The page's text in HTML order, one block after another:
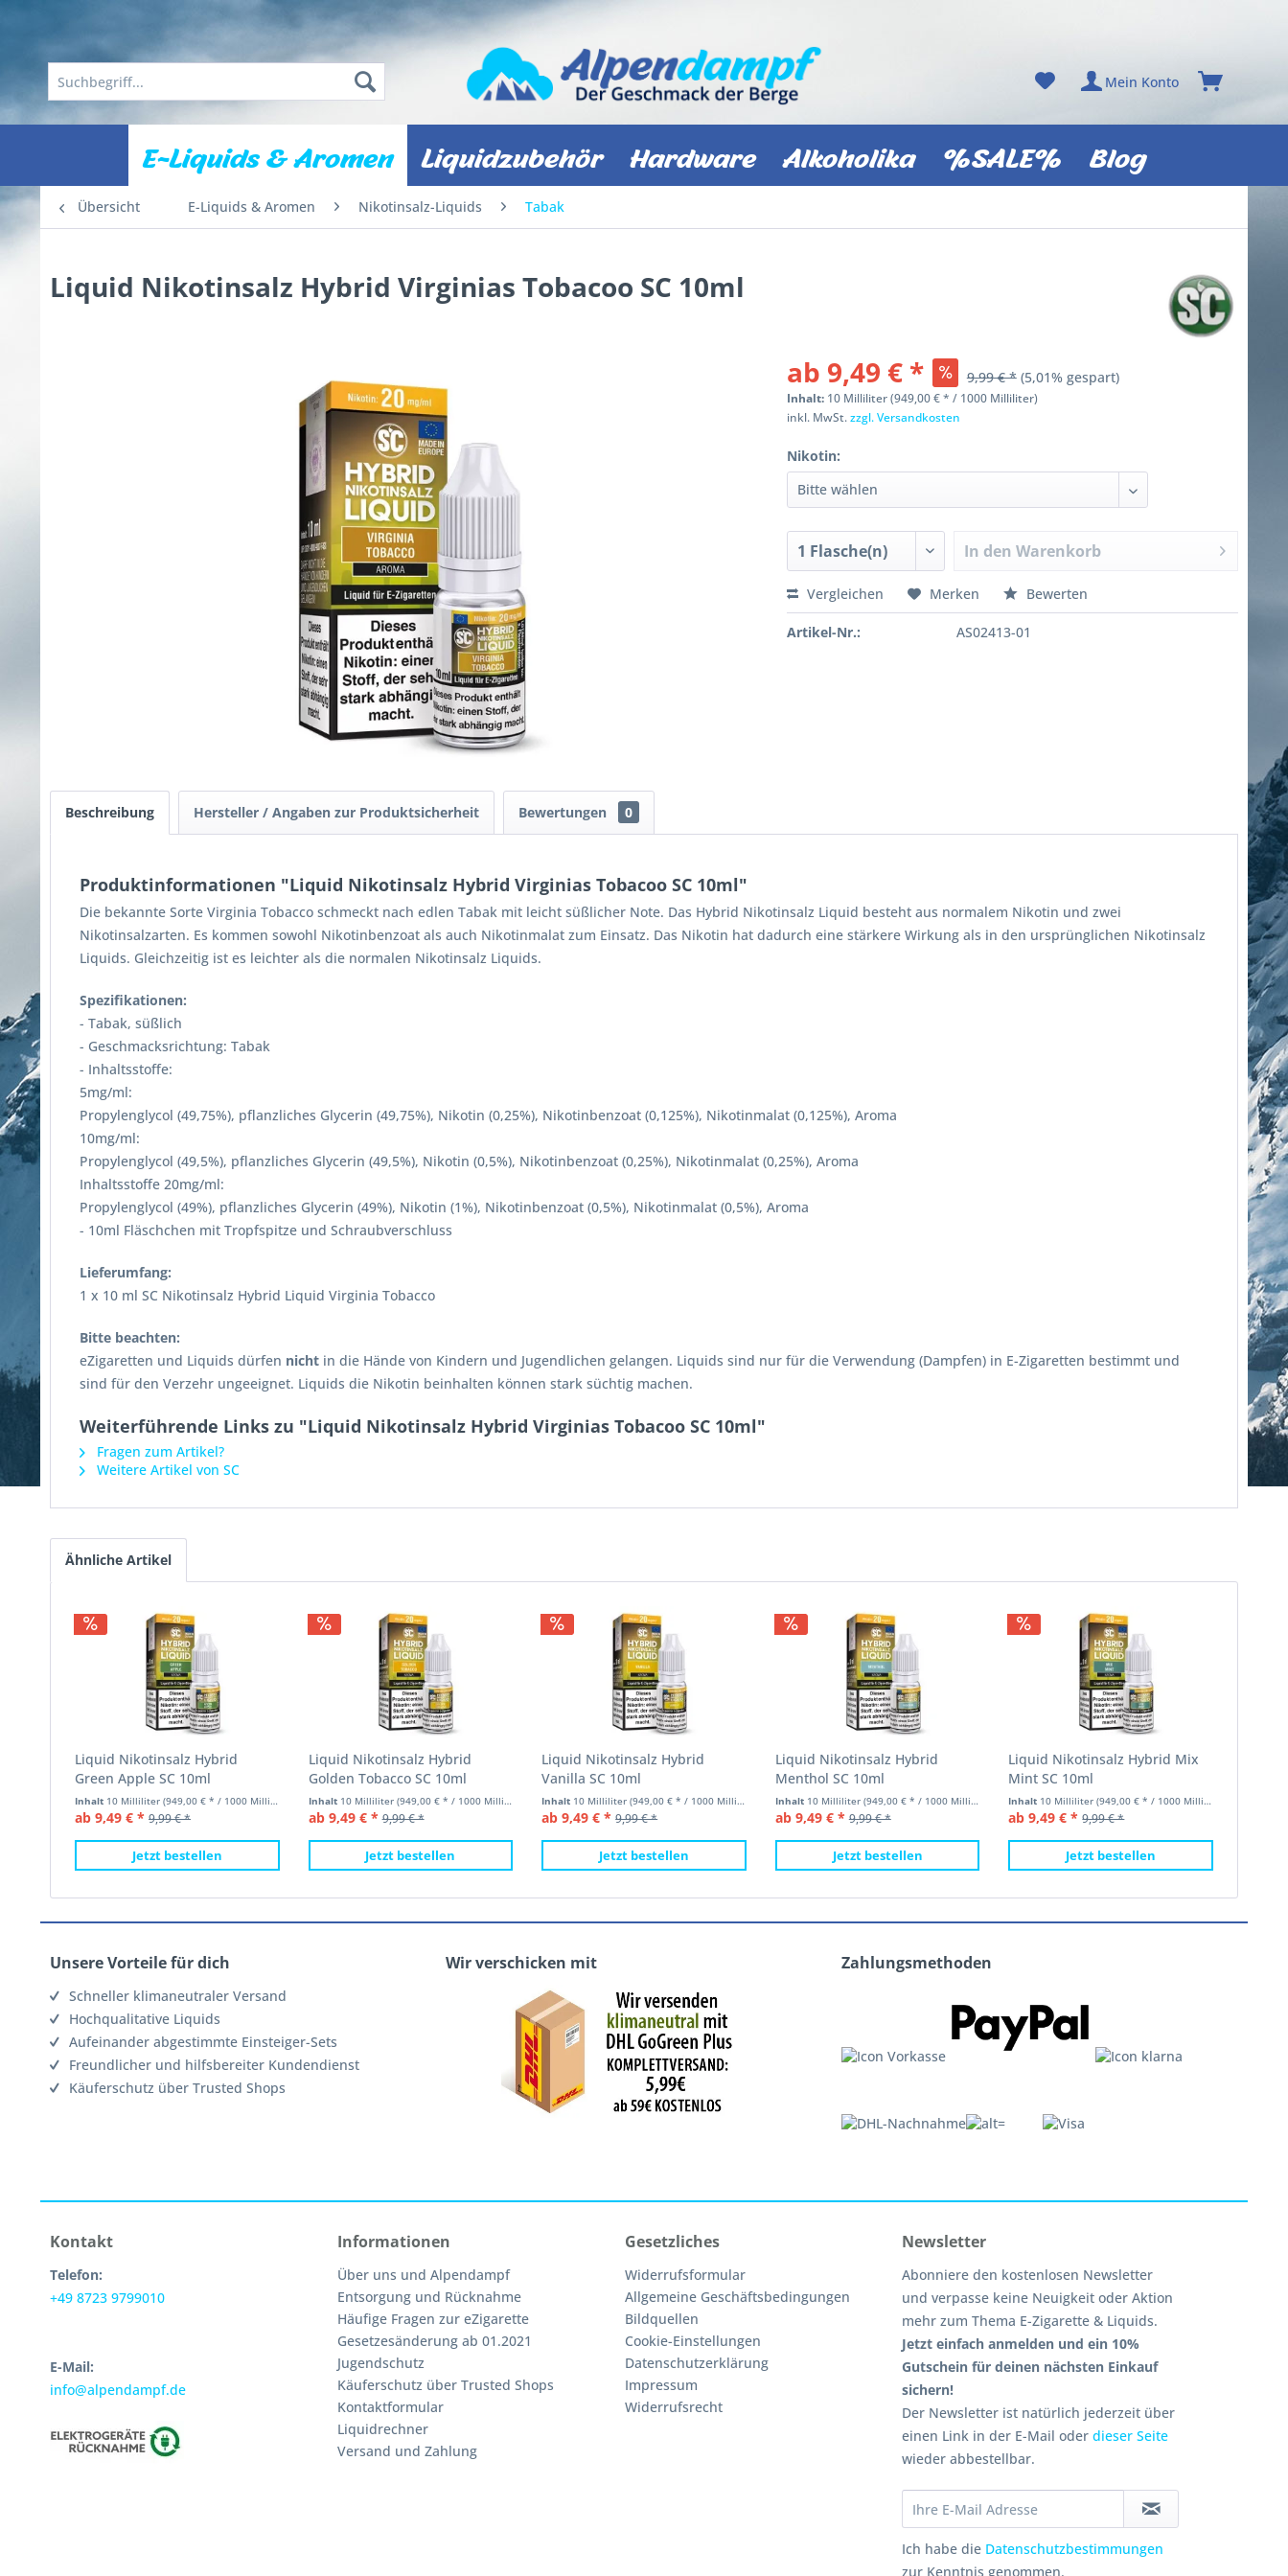
Mein Konto
E-Liquids & Aromen Liquidzubehör Hardware Alkoholika %SALE% Blog
Übersicht E-Liquids & Aromen Nikotinsalz-Liquids Tabak
Liquid Nikotinsalz Hybrid Virginias Tobacoo SC 10ml
ab 9,49 € * 9,99 € * (5,01% gespart)
Inhalt: 10 Milliliter (949,00 € * / 1000 Milliliter)
inkl. MwSt.zzgl. Versandkosten
Nikotin:
In den Warenkorb
Vergleichen Merken Bewerten
Artikel-Nr.: AS02413-01
Beschreibung Hersteller / Angaben zur Produktsicherheit Bewertungen 0
Produktinformationen "Liquid Nikotinsalz Hybrid Virginias Tobacoo SC 10ml"
Die bekannte Sorte Virginia Tobacco schmeckt nach edlen Tabak mit leicht süßlicher Note. Das Hybrid Nikotinsalz Liquid besteht aus normalem Nikotin und zwei
Nikotinsalzarten. Es kommen sowohl Nikotinbenzoat als auch Nikotinmalat zum Einsatz. Das Nikotin hat dadurch eine stärkere Wirkung als in den ursprünglichen Nikotinsalz
Liquids. Gleichzeitig ist es leichter als die normalen Nikotinsalz Liquids.
Spezifikationen:
- Tabak, süßlich
- Geschmacksrichtung: Tabak
- Inhaltsstoffe:
5mg/ml:
Propylenglycol (49,75%), pflanzliches Glycerin (49,75%), Nikotin (0,25%), Nikotinbenzoat (0,125%), Nikotinmalat (0,125%), Aroma
10mg/ml:
Propylenglycol (49,5%), pflanzliches Glycerin (49,5%), Nikotin (0,5%), Nikotinbenzoat (0,25%), Nikotinmalat (0,25%), Aroma
Inhaltsstoffe 20mg/ml:
Propylenglycol (49%), pflanzliches Glycerin (49%), Nikotin (1%), Nikotinbenzoat (0,5%), Nikotinmalat (0,5%), Aroma
- 10ml Fläschchen mit Tropfspitze und Schraubverschluss
Lieferumfang:
1 x 10 ml SC Nikotinsalz Hybrid Liquid Virginia Tobacco
Bitte beachten:
eZigaretten und Liquids dürfen nicht in die Hände von Kindern und Jugendlichen gelangen. Liquids sind nur für die Verwendung (Dampfen) in E-Zigaretten bestimmt und
sind für den Verzehr ungeeignet. Liquids die Nikotin beinhalten können stark süchtig machen.
Weiterführende Links zu "Liquid Nikotinsalz Hybrid Virginias Tobacoo SC 10ml"
Fragen zum Artikel?
Weitere Artikel von SC
Ähnliche Artikel
Liquid Nikotinsalz Hybrid
Green Apple SC 10ml
Inhalt 10 Milliliter (949,00 € * / 1000 Milliliter)
ab 9,49 € * 9,99 € *
Jetzt bestellen
Liquid Nikotinsalz Hybrid
Golden Tobacco SC 10ml
Inhalt 10 Milliliter (949,00 € * / 1000 Milliliter)
ab 9,49 € * 9,99 € *
Jetzt bestellen
Liquid Nikotinsalz Hybrid
Vanilla SC 10ml
Inhalt 10 Milliliter(949,00 € * / 1000 Milliliter)
ab 9,49 € * 9,99 € *
Jetzt bestellen
Liquid Nikotinsalz Hybrid
Menthol SC 10ml
Inhalt 10 Milliliter (949,00 € * / 1000 Milliliter)
ab 9,49 € * 9,99 € *
Jetzt bestellen
Liquid Nikotinsalz Hybrid Mix
Mint SC 10ml
Inhalt 10 Milliliter(949,00 € * / 1000 Milliliter)
ab 9,49 € * 9,99 € *
Jetzt bestellen
Unsere Vorteile für dich
Schneller klimaneutraler Versand
Hochqualitative Liquids
Aufeinander abgestimmte Einsteiger-Sets
Freundlicher und hilfsbereiter Kundendienst
Käuferschutz über Trusted Shops
Wir verschicken mit Zahlungsmethoden
Kontakt
Telefon:
+49 8723 9799010
E-Mail:
info@alpendampf.de
Informationen
Über uns und Alpendampf
Entsorgung und Rücknahme
Häufige Fragen zur eZigarette
Gesetzesänderung ab 01.2021
Jugendschutz
Käuferschutz über Trusted Shops
Kontaktformular
Liquidrechner
Versand und Zahlung
Gesetzliches
Widerrufsformular
Allgemeine Geschäftsbedingungen
Bildquellen
Cookie-Einstellungen
Datenschutzerklärung
Impressum
Widerrufsrecht
Newsletter
Abonniere den kostenlosen Newsletter
und verpasse keine Neuigkeit oder Aktion
mehr zum Thema E-Zigarette & Liquids.
Jetzt einfach anmelden und ein 10%
Gutschein für deinen nächsten Einkauf
sichern!
Der Newsletter ist natürlich jederzeit über
einen Link in der E-Mail oderdieser Seite
wieder abbestellbar.
Ich habe die Datenschutzbestimmungen
zur Kenntnis genommen.